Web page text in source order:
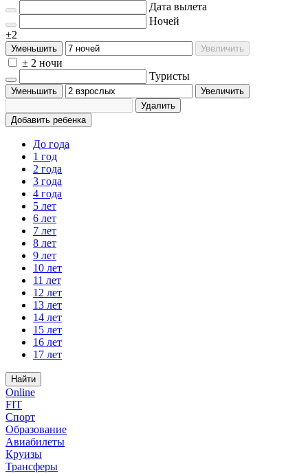
Дата вылета
Ночей
±2
Уменьшить Увеличить
± 2 ночи
Туристы
Уменьшить
Увеличить
Удалить
Добавить ребенка
До года
1 год
2 года
3 года
4 года
5 лет
6 лет
7 лет
8 лет
9 лет
10 лет
11 лет
12 лет
13 лет
14 лет
15 лет
16 лет
17 лет
Найти
Online
FIT
Спорт
Образование
Авиабилеты
Круизы
Трансферы